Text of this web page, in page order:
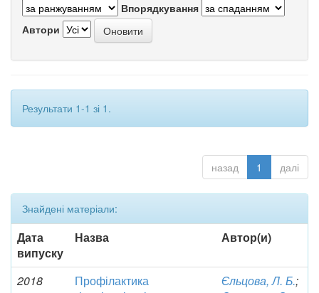
Впорядкування
Автори
Результати 1-1 зі 1.
назад 1 далі
Знайдені матеріали:
Дата
випуску
Назва Автор(и)
2018
Профілактика
Єльцова, Л. Б.;